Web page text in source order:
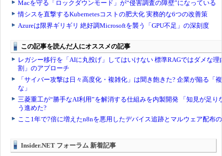
Insider.NET フォーラム 新着記事